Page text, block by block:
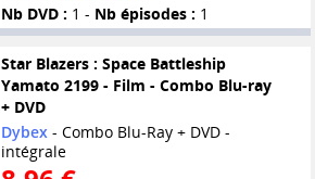
Nb DVD : 1 - Nb épisodes : 1
Star Blazers : Space Battleship
Yamato 2199 - Film - Combo Blu-ray
+ DVD
Dybex - Combo Blu-Ray + DVD -
intégrale